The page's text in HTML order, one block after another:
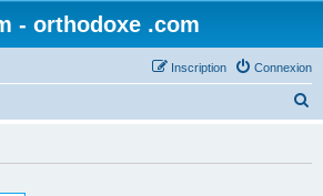
- orthodoxe .com
Connexion
Inscription